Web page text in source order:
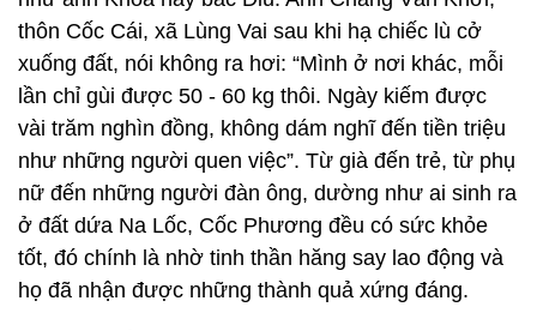
thôn Cốc Cái, xã Lùng Vai sau khi hạ chiếc lù cở
xuống đất, nói không ra hơi: “Mình ở nơi khác, mỗi
lần chỉ gùi được 50 - 60 kg thôi. Ngày kiếm được
vài trăm nghìn đồng, không dám nghĩ đến tiền triệu
như những người quen việc”. Từ già đến trẻ, từ phụ
nữ đến những người đàn ông, dường như ai sinh ra
ở đất dứa Na Lốc, Cốc Phương đều có sức khỏe
tốt, đó chính là nhờ tinh thần hăng say lao động và
họ đã nhận được những thành quả xứng đáng.